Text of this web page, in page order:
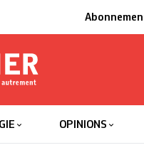
OPINIONS